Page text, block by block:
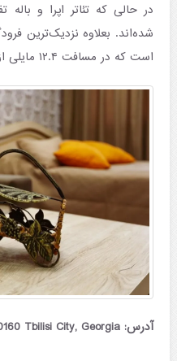
شده‌اند. بعلاوه نزدیک‌ترین
است که در مسافت ۱۲.۴ مایلی از این کلبه قرار دارد.
آدرس: Budapeshti Street 4, Saburtalo, 0160 Tbilisi City, Georgia